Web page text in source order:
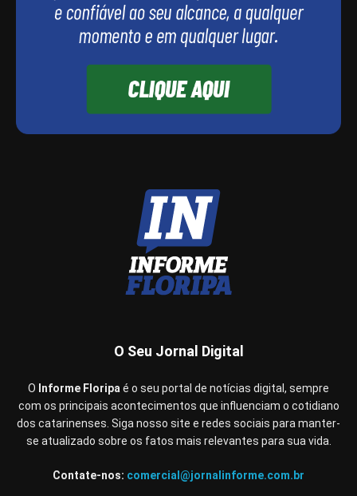
O Seu Jornal Digital
O Informe Floripaé o seu portal de notícias digital, sempre
com os principais acontecimentos que influenciam o cotidiano
dos catarinenses. Siga nosso site e redes sociais para manter-
se atualizado sobre os fatos mais relevantes para sua vida.
Contate-nos: comercial@jornalinforme.com.br